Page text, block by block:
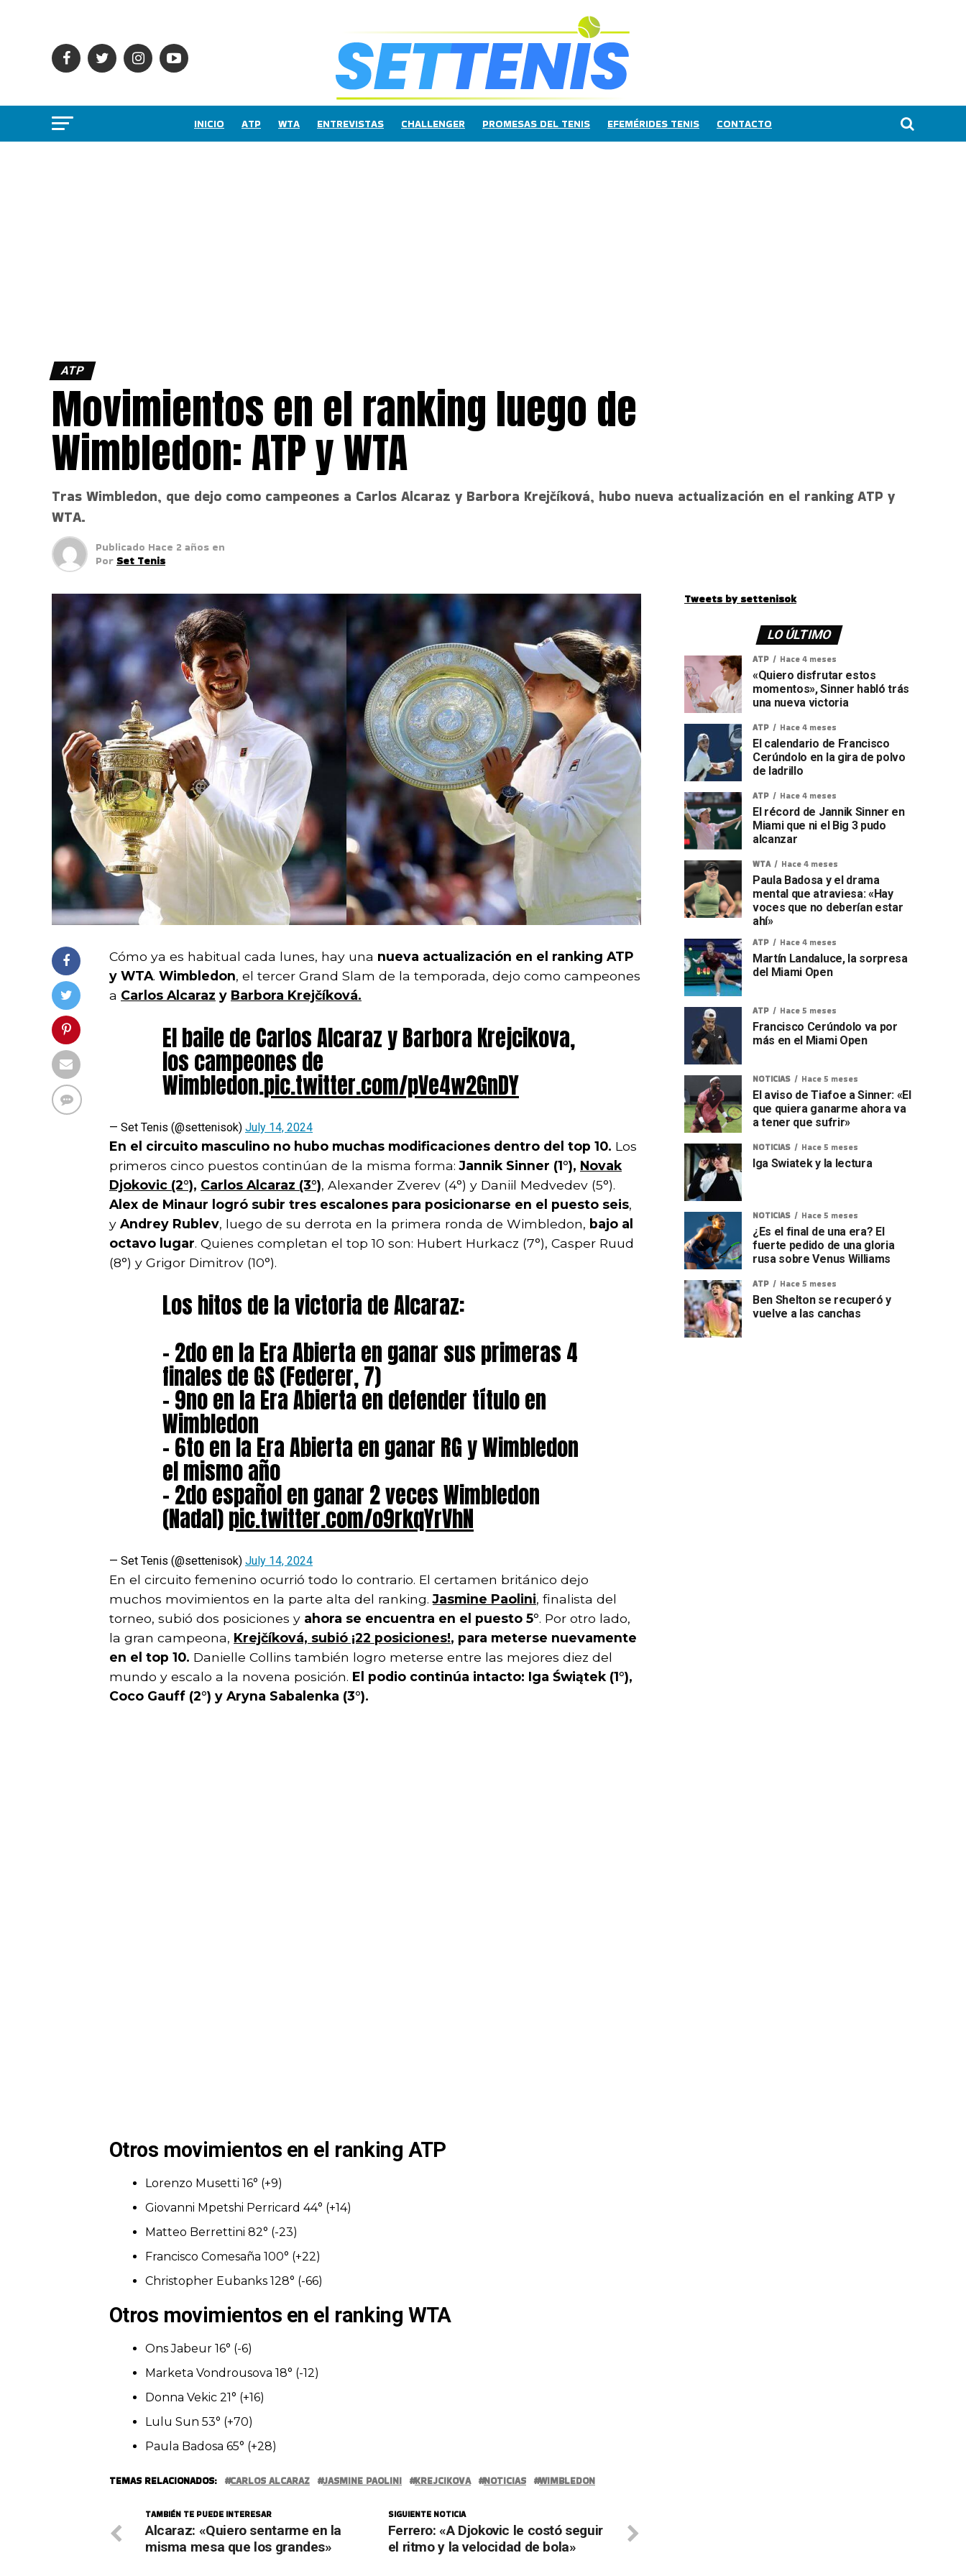
INICIO ATP WTA ENTREVISTAS CHALLENGER PROMESAS DEL TENIS EFEMÉRIDES TENIS CONTACTO
ATP
Movimientos en el ranking luego de
Wimbledon: ATP y WTA
Tras Wimbledon, que dejo como campeones a Carlos Alcaraz y Barbora Krejčíková, hubo nueva actualización en el ranking ATP y
WTA.
Publicado Hace 2 años en
Por Set Tenis
Cómo ya es habitual cada lunes, hay una nueva actualización en el ranking ATP
y WTA. Wimbledon, el tercer Grand Slam de la temporada, dejo como campeones
a Carlos Alcaraz y Barbora Krejčíková.
El baile de Carlos Alcaraz y Barbora Krejcikova,
los campeones de
Wimbledon.pic.twitter.com/pVe4w2GnDY
— Set Tenis (@settenisok) July 14, 2024
En el circuito masculino no hubo muchas modificaciones dentro del top 10. Los
primeros cinco puestos continúan de la misma forma:Jannik Sinner (1°), Novak
Djokovic (2°), Carlos Alcaraz (3°), Alexander Zverev (4°) y Daniil Medvedev (5°).
Alex de Minaur logró subir tres escalones para posicionarse en el puesto seis,
y Andrey Rublev, luego de su derrota en la primera ronda de Wimbledon, bajo al
octavo lugar. Quienes completan el top 10 son: Hubert Hurkacz (7°), Casper Ruud
(8°) y Grigor Dimitrov (10°).
Los hitos de la victoria de Alcaraz:
– 2do en la Era Abierta en ganar sus primeras 4
finales de GS (Federer, 7)
– 9no en la Era Abierta en defender título en
Wimbledon
– 6to en la Era Abierta en ganar RG y Wimbledon
el mismo año
– 2do español en ganar 2 veces Wimbledon
(Nadal)pic.twitter.com/o9rkqYrVhN
— Set Tenis (@settenisok) July 14, 2024
En el circuito femenino ocurrió todo lo contrario. El certamen británico dejo
muchos movimientos en la parte alta del ranking.Jasmine Paolini, finalista del
torneo, subió dos posiciones y ahora se encuentra en el puesto 5°. Por otro lado,
la gran campeona, Krejčíková, subió ¡22 posiciones!, para meterse nuevamente
en el top 10. Danielle Collins también logro meterse entre las mejores diez del
mundo y escalo a la novena posición. El podio continúa intacto: Iga Świątek (1°),
Coco Gauff (2°) y Aryna Sabalenka (3°).
Otros movimientos en el ranking ATP
Lorenzo Musetti 16° (+9)
Giovanni Mpetshi Perricard 44° (+14)
Matteo Berrettini 82° (-23)
Francisco Comesaña 100° (+22)
Christopher Eubanks 128° (-66)
Otros movimientos en el ranking WTA
Ons Jabeur 16° (-6)
Marketa Vondrousova 18° (-12)
Donna Vekic 21° (+16)
Lulu Sun 53° (+70)
Paula Badosa 65° (+28)
TEMAS RELACIONADOS: CARLOS ALCARAZ JASMINE PAOLINI KREJCIKOVA NOTICIAS WIMBLEDON
SIGUIENTE NOTICIA
Ferrero: «A Djokovic le costó seguir
el ritmo y la velocidad de bola»
TAMBIÉN TE PUEDE INTERESAR
Alcaraz: «Quiero sentarme en la
misma mesa que los grandes»
Tweets by settenisok
LO ÚLTIMO
ATP Hace 4 meses
«Quiero disfrutar estos
momentos», Sinner habló trás
una nueva victoria
ATP Hace 4 meses
El calendario de Francisco
Cerúndolo en la gira de polvo
de ladrillo
ATP Hace 4 meses
El récord de Jannik Sinner en
Miami que ni el Big 3 pudo
alcanzar
WTA Hace 4 meses
Paula Badosa y el drama
mental que atraviesa: «Hay
voces que no deberían estar
ahí»
ATP Hace 4 meses
Martín Landaluce, la sorpresa
del Miami Open
ATP Hace 5 meses
Francisco Cerúndolo va por
más en el Miami Open
NOTICIAS Hace 5 meses
El aviso de Tiafoe a Sinner: «El
que quiera ganarme ahora va
a tener que sufrir»
NOTICIAS Hace 5 meses
Iga Swiatek y la lectura
NOTICIAS Hace 5 meses
¿Es el final de una era? El
fuerte pedido de una gloria
rusa sobre Venus Williams
ATP Hace 5 meses
Ben Shelton se recuperó y
vuelve a las canchas